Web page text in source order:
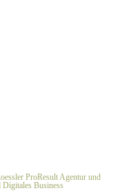
ProResult Agentur und
Business